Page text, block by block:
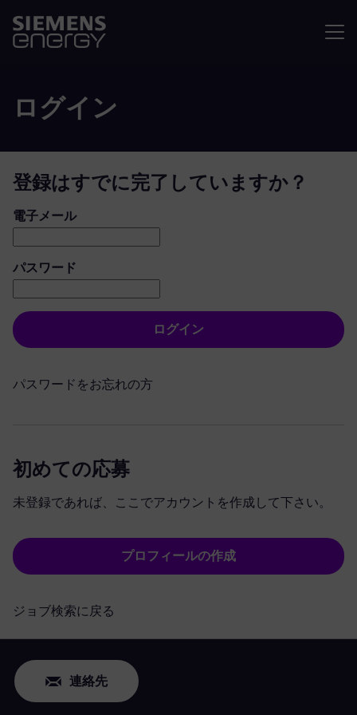
ログイン
登録はすでに完了していますか？
ログイン：ユーザーとパスワード
電子メール
パスワード
ログイン
パスワードをお忘れの方
初めての応募
未登録であれば、ここでアカウントを作成して下さい。
プロフィールの作成
ジョブ検索に戻る
連絡先